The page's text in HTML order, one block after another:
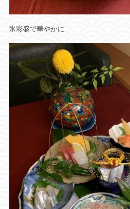
氷彩盛で華やかに